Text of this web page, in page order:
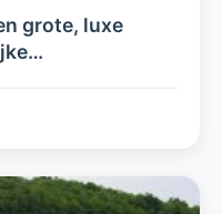
grote, luxe